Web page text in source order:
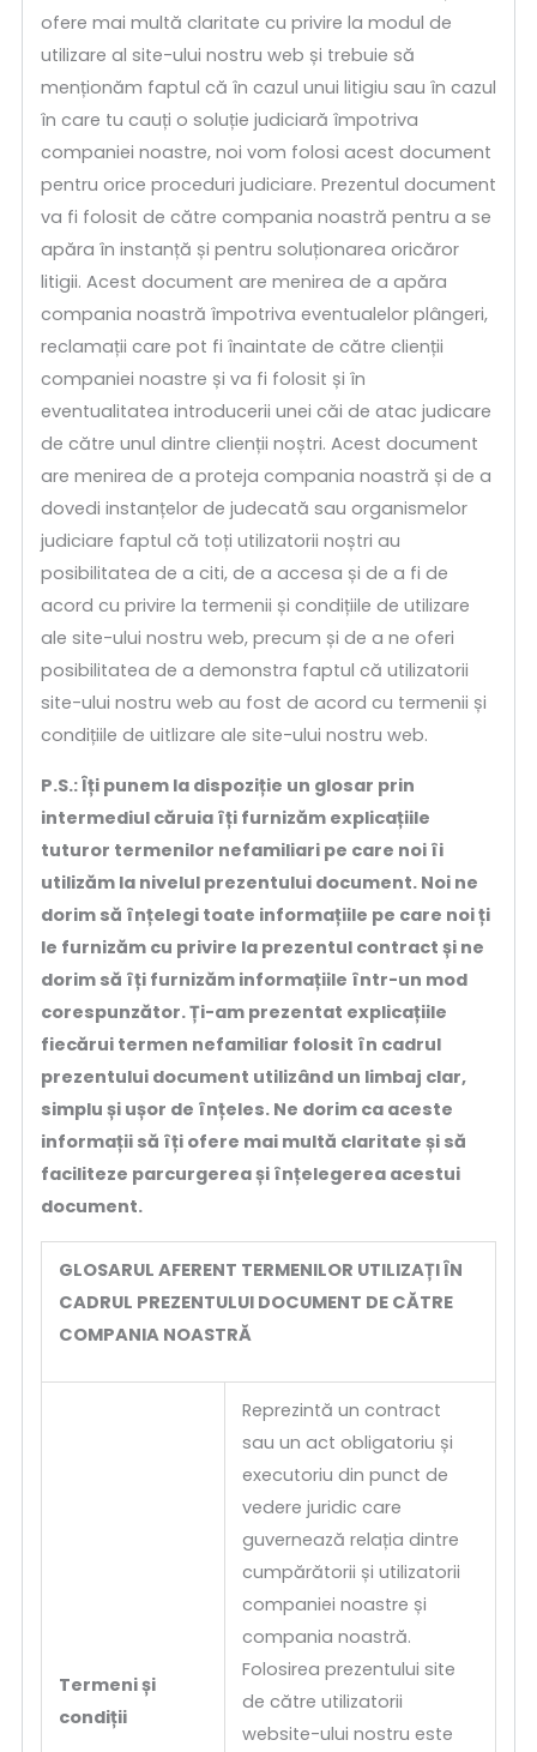
ofere mai multă claritate cu privire la modul de
utilizare al site-ului nostru web și trebuie să
menționăm faptul că în cazul unui litigiu sau în cazul
în care tu cauți o soluție judiciară împotriva
companiei noastre, noi vom folosi acest document
pentru orice proceduri judiciare. Prezentul document
va fi folosit de către compania noastră pentru a se
apăra în instanță și pentru soluționarea oricăror
litigii. Acest document are menirea de a apăra
compania noastră împotriva eventualelor plângeri,
reclamații care pot fi înaintate de către clienții
companiei noastre și va fi folosit și în
eventualitatea introducerii unei căi de atac judicare
de către unul dintre clienții noștri. Acest document
are menirea de a proteja compania noastră și de a
dovedi instanțelor de judecată sau organismelor
judiciare faptul că toți utilizatorii noștri au
posibilitatea de a citi, de a accesa și de a fi de
acord cu privire la termenii și condițiile de utilizare
ale site-ului nostru web, precum și de a ne oferi
posibilitatea de a demonstra faptul că utilizatorii
site-ului nostru web au fost de acord cu termenii și
condițiile de uitlizare ale site-ului nostru web.
P.S.: Îți punem la dispoziție un glosar prin
intermediul căruia îți furnizăm explicațiile
tuturor termenilor nefamiliari pe care noi îi
utilizăm la nivelul prezentului document. Noi ne
dorim să înțelegi toate informațiile pe care noi ți
le furnizăm cu privire la prezentul contract și ne
dorim să îți furnizăm informațiile într-un mod
corespunzător. Ți-am prezentat explicațiile
fiecărui termen nefamiliar folosit în cadrul
prezentului document utilizând un limbaj clar,
simplu și ușor de înțeles. Ne dorim ca aceste
informații să îți ofere mai multă claritate și să
faciliteze parcurgerea și înțelegerea acestui
document.
GLOSARUL AFERENT TERMENILOR UTILIZAȚI ÎN
CADRUL PREZENTULUI DOCUMENT DE CĂTRE
COMPANIA NOASTRĂ
Termeni și
condiții
Reprezintă un contract
sau un act obligatoriu și
executoriu din punct de
vedere juridic care
guvernează relația dintre
cumpărătorii și utilizatorii
companiei noastre și
compania noastră.
Folosirea prezentului site
de către utilizatorii
website-ului nostru este